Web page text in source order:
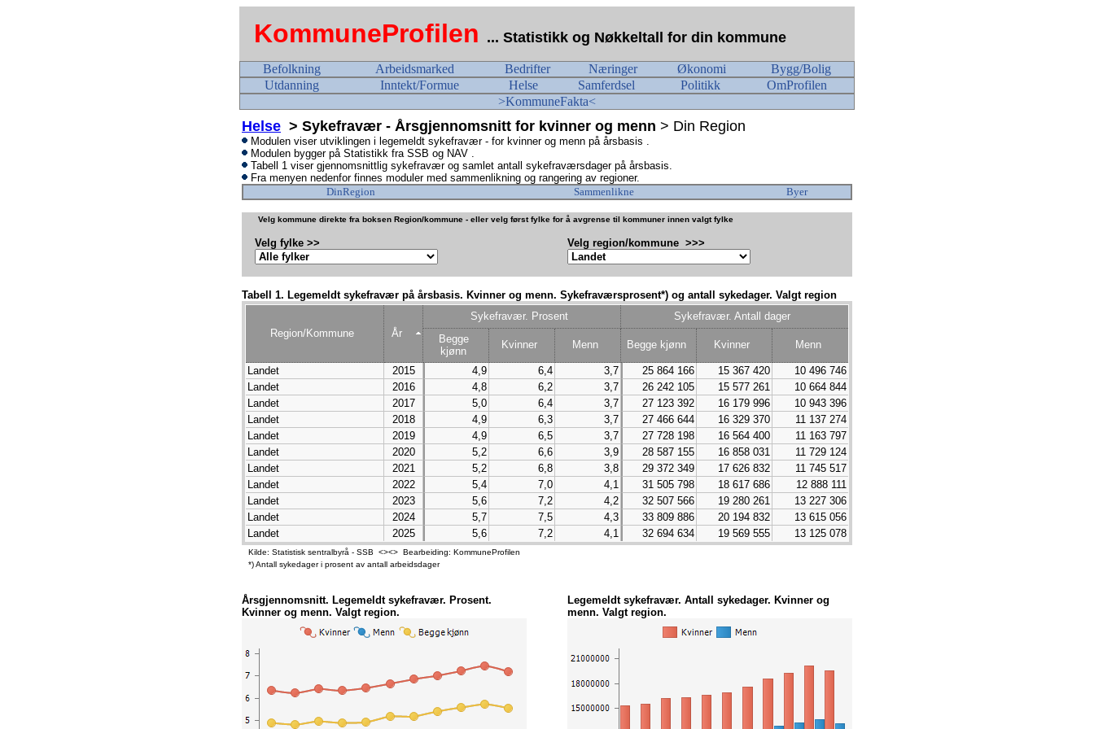
KommuneProfilen ... Statistikk og Nøkkeltall for din kommune
Befolkning Arbeidsmarked Bedrifter Næringer Økonomi
Bygg/Bolig
Utdanning
Inntekt/Formue Helse Samferdsel Politikk
OmProfilen
>KommuneFakta<
Helse > Sykefravær - Årsgjennomsnitt for kvinner og menn > Din Region
Modulen viser utviklingen i legemeldt sykefravær - for kvinner og menn på årsbasis .
Modulen bygger på Statistikk fra SSB og NAV .
Tabell 1 viser gjennomsnittlig sykefravær og samlet antall sykefraværsdager på årsbasis.
Fra menyen nedenfor finnes moduler med sammenlikning og rangering av regioner.
DinRegion
Sammenlikne Byer
Velg kommune direkte fra boksen Region/kommune - eller velg først fylke for å avgrense til kommuner innen valgt fylke
Velg fylke >> Velg region/kommune >>>
Tabell 1. Legemeldt sykefravær på årsbasis. Kvinner og menn. Sykefraværsprosent*) og antall sykedager. Valgt region
Region/Kommune År
Sykefravær. Prosent
Sykefravær. Antall dager
Begge
kjønn
Kvinner Menn Begge kjønn Kvinner Menn
Landet 2015 4,9 6,4 3,7 25 864 166 15 367 420
10 496 746
Landet
2016 4,8 6,2 3,7 26 242 105 15 577 261
10 664 844
Landet
2017 5,0 6,4 3,7 27 123 392 16 179 996
10 943 396
Landet
2018 4,9 6,3 3,7 27 466 644 16 329 370
11 137 274
Landet
2019 4,9 6,5 3,7 27 728 198 16 564 400
11 163 797
Landet
2020 5,2 6,6 3,9 28 587 155 16 858 031
11 729 124
Landet
2021 5,2 6,8 3,8 29 372 349 17 626 832
11 745 517
Landet
2022 5,4 7,0 4,1 31 505 798 18 617 686
12 888 111
Landet
2023 5,6 7,2 4,2 32 507 566 19 280 261
13 227 306
Landet
2024 5,7 7,5 4,3 33 809 886 20 194 832
13 615 056
Landet
2025 5,6 7,2 4,1 32 694 634 19 569 555 13 125 078
Kilde: Statistisk sentralbyrå - SSB <><> Bearbeiding: KommuneProfilen
*) Antall sykedager i prosent av antall arbeidsdager
Årsgjennomsnitt. Legemeldt sykefravær. Prosent.
Kvinner og menn. Valgt region.
Legemeldt sykefravær. Antall sykedager. Kvinner og
menn. Valgt region.